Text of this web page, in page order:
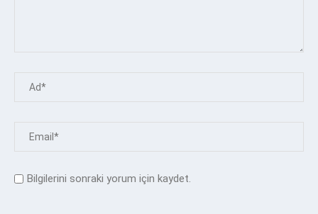
Bilgilerini sonraki yorum için kaydet.